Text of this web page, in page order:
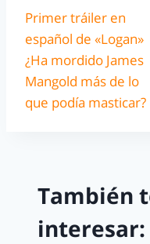
Primer tráiler en
español de «Logan»
¿Ha mordido James
Mangold más de lo
que podía masticar?
También
interesar: